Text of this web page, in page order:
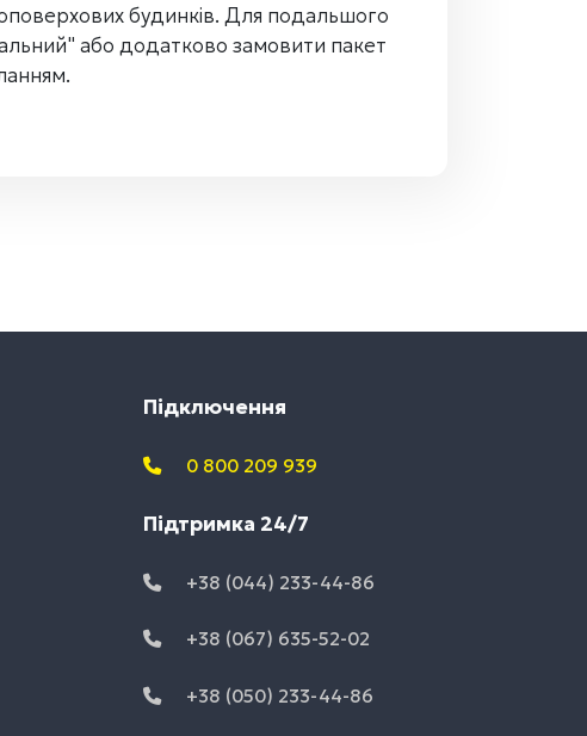
будинків. Для подальшого
або додатково замовити пакет
Підключення
0 800 209 939
Підтримка 24/7
+38 (044) 233-44-86
+38 (067) 635-52-02
+38 (050) 233-44-86